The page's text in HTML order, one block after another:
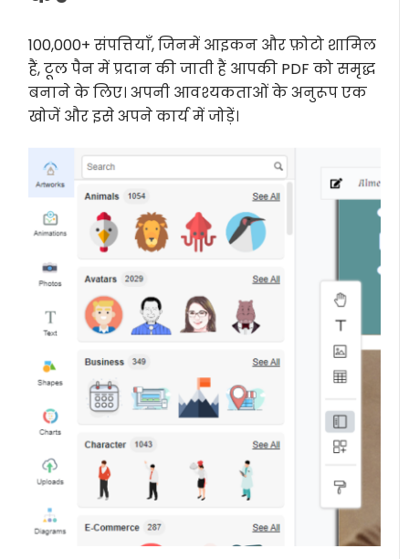
100,000+ संपत्तियाँ, जिनमें आइकन और फ़ोटो शामिल
हैं, टूल पैन में प्रदान की जाती हैं आपकी PDF को समृद्ध
बनाने के लिए। अपनी आवश्यकताओं के अनुरूप एक
खोजें और इसे अपने कार्य में जोड़ें।